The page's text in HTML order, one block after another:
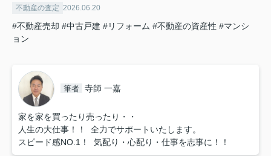
不動産の査定 2026.06.20
#不動産売却 #中古戸建 #リフォーム #不動産の資産性 #マンシ
ョン
筆者 寺師 一嘉
家を家を買ったり売ったり・・
人生の大仕事！！ 全力でサポートいたします。
スピード感NO.1！ 気配り・心配り・仕事を志事に！！